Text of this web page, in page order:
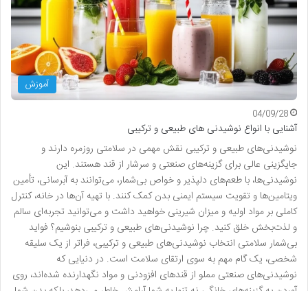
آموزش
04/09/28
آشنایی با انواع نوشیدنی های طبیعی و ترکیبی
نوشیدنی‌های طبیعی و ترکیبی نقش مهمی در سلامتی روزمره دارند و
جایگزینی عالی برای گزینه‌های صنعتی و سرشار از قند هستند. این
نوشیدنی‌ها، با طعم‌های دلپذیر و خواص بی‌شمار، می‌توانند به آبرسانی، تأمین
ویتامین‌ها و تقویت سیستم ایمنی بدن کمک کنند. با تهیه آن‌ها در خانه، کنترل
کاملی بر مواد اولیه و میزان شیرینی خواهید داشت و می‌توانید تجربه‌ای سالم
و لذت‌بخش خلق کنید. چرا نوشیدنی‌های طبیعی و ترکیبی بنوشیم؟ فواید
بی‌شمار سلامتی انتخاب نوشیدنی‌های طبیعی و ترکیبی، فراتر از یک سلیقه
شخصی، یک گام مهم به سوی ارتقای سلامت است. در دنیایی که
نوشیدنی‌های صنعتی مملو از قندهای افزودنی و مواد نگهدارنده شده‌اند، روی